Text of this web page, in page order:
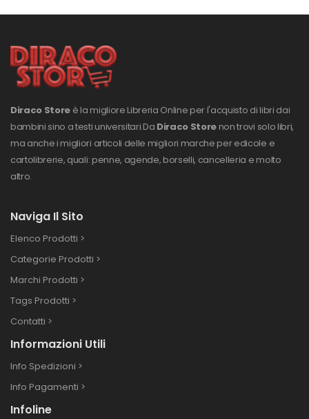
Diraco Store è la migliore Libreria Online per l'acquisto di libri dai
bambini sino a testi universitari.Da Diraco Store non trovi solo libri,
ma anche i migliori articoli delle migliori marche per edicole e
cartolibrerie, quali: penne, agende, borselli, cancelleria e molto
altro.
Naviga Il Sito
Elenco Prodotti >
Categorie Prodotti >
Marchi Prodotti >
Tags Prodotti >
Contatti >
Informazioni Utili
Info Spedizioni >
Info Pagamenti >
Infoline